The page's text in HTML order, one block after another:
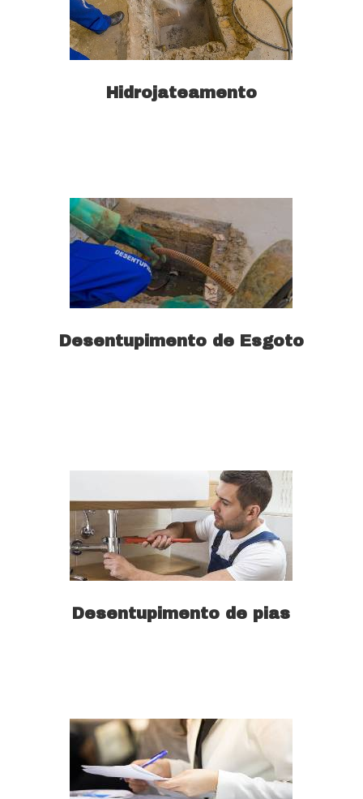
Hidrojateamento
Desentupimento de Esgoto
Desentupimento de pias